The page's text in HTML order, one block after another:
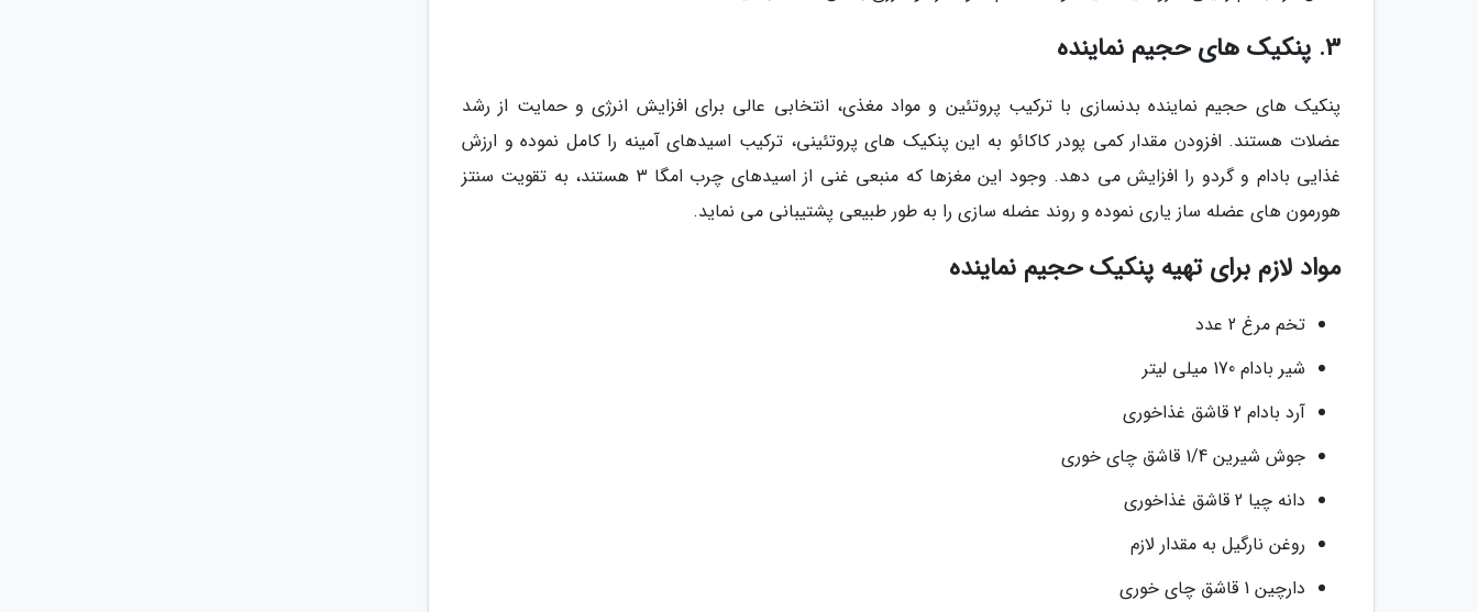
3. پنکیک های حجیم نماینده
پنکیک های حجیم نماینده بدنسازی با ترکیب پروتئین و مواد مغذی، انتخابی عالی برای افزایش انرژی و حمایت از رشد
عضلات هستند. افزودن مقدار کمی پودر کاکائو به این پنکیک های پروتئینی، ترکیب اسیدهای آمینه را کامل نموده و ارزش
غذایی بادام و گردو را افزایش می دهد. وجود این مغزها که منبعی غنی از اسیدهای چرب امگا 3 هستند، به تقویت سنتز
هورمون های عضله ساز یاری نموده و روند عضله سازی را به طور طبیعی پشتیبانی می نماید.
مواد لازم برای تهیه پنکیک حجیم نماینده
تخم مرغ 2 عدد
شیر بادام 170 میلی لیتر
آرد بادام 2 قاشق غذاخوری
جوش شیرین 1/4 قاشق چای خوری
دانه چیا 2 قاشق غذاخوری
روغن نارگیل به مقدار لازم
دارچین 1 قاشق چای خوری